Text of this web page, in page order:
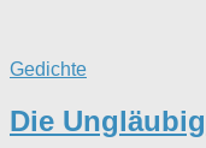
Gedichte
Die